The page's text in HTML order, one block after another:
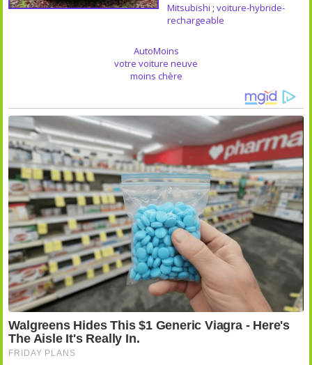
Mitsubishi ; voiture-hybride-
rechargeable
AutoMoins
votre voiture neuve
moins chère